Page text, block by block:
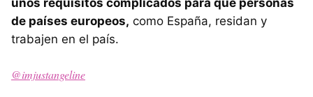
de países europeos, como España, residan y
trabajen en el país.
@imjustangeline